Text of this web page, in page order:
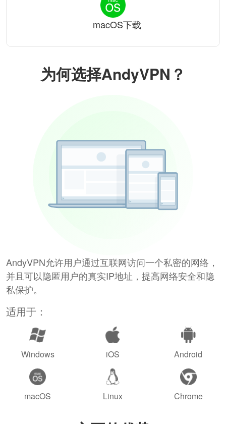
为何选择AndyVPN？
AndyVPN允许用户通过互联网访问一个私密的网络，
并且可以隐匿用户的真实IP地址，提高网络安全和隐
私保护。
适用于：
Windows iOS Android
macOS Linux Chrome
macOS下载